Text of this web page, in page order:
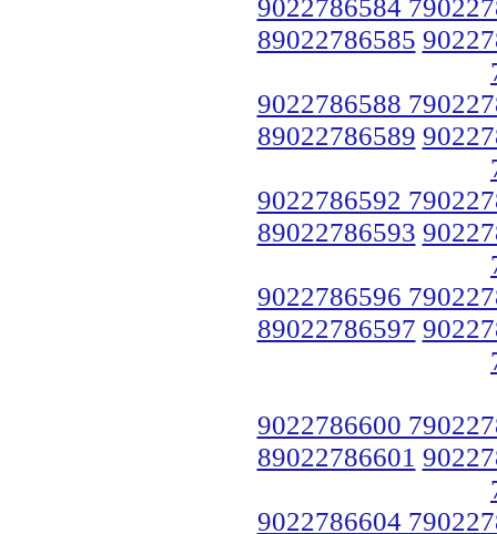
9022786584
89022786585
9022786588
89022786589
9022786592
89022786593
9022786596
89022786597
9022786600
89022786601
9022786604